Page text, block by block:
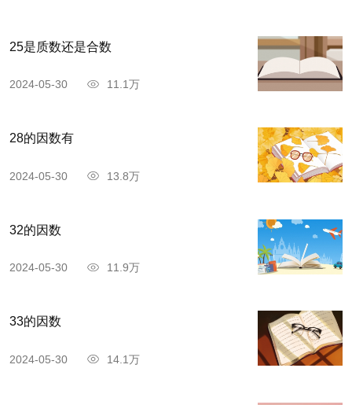
25是质数还是合数
2024-05-30 11.1万
28的因数有
2024-05-30 13.8万
32的因数
2024-05-30 11.9万
33的因数
2024-05-30 14.1万